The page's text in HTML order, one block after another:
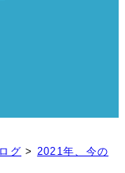
グ > 2021年、今の